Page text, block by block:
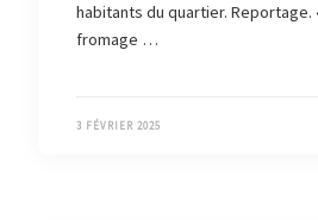
habitants du quartier. Reportage.
fromage …
3 FÉVRIER 2025